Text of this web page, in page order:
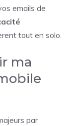
emails de
tout en solo.
ma
par